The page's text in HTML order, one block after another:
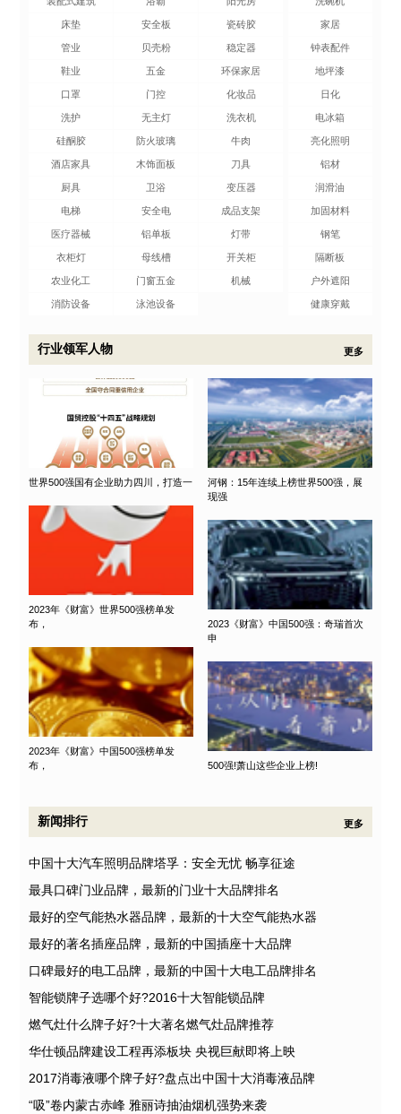
床垫 安全板 家居
瓷砖胶
管业 贝壳粉 钟表配件
稳定器
鞋业 五金 地坪漆
环保家居
口罩 门控 日化
化妆品
洗护 无主灯 电冰箱
洗衣机
硅酮胶 防火玻璃 亮化照明
牛肉
酒店家具 木饰面板 铝材
刀具
厨具 卫浴 润滑油
变压器
电梯 安全电 加固材料
成品支架
医疗器械 铝单板 钢笔
灯带
衣柜灯 母线槽 隔断板
开关柜
农业化工 门窗五金 户外遮阳
机械
消防设备 泳池设备 健康穿戴
行业领军人物 更多
世界500强国有企业助力四川，打造一
河钢：15年连续上榜世界500强，展
现强
2023年《财富》世界500强榜单发
布，
2023《财富》中国500强：奇瑞首次
申
2023年《财富》中国500强榜单发
布，
500强!萧山这些企业上榜!
新闻排行 更多
中国十大汽车照明品牌塔孚：安全无忧 畅享征途
最具口碑门业品牌，最新的门业十大品牌排名
最好的空气能热水器品牌，最新的十大空气能热水器
最好的著名插座品牌，最新的中国插座十大品牌
口碑最好的电工品牌，最新的中国十大电工品牌排名
智能锁牌子选哪个好?2016十大智能锁品牌
燃气灶什么牌子好?十大著名燃气灶品牌推荐
华仕顿品牌建设工程再添板块 央视巨献即将上映
2017消毒液哪个牌子好?盘点出中国十大消毒液品牌
“吸”卷内蒙古赤峰 雅丽诗抽油烟机强势来袭